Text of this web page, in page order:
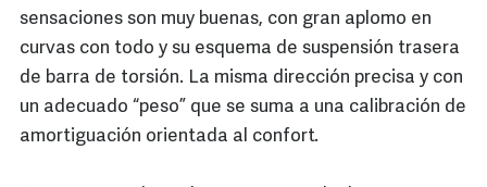
sensaciones son muy buenas, con gran aplomo en
curvas con todo y su esquema de suspensión trasera
de barra de torsión. La misma dirección precisa y con
un adecuado “peso” que se suma a una calibración de
amortiguación orientada al confort.